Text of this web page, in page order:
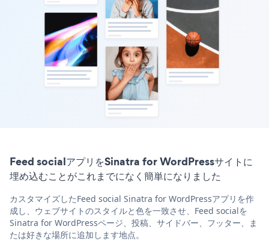
Feed socialアプリをSinatra for WordPressサイトに
埋め込むことがこれまでになく簡単になりました
カスタマイズしたFeed social Sinatra for WordPressアプリを作
成し、ウェブサイトのスタイルと色を一致させ、Feed socialを
Sinatra for WordPressページ、投稿、サイドバー、フッター、ま
たは好きな場所に追加します地点。